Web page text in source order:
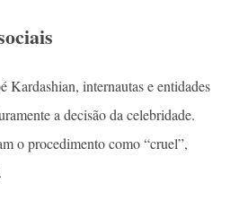
Kardashian, internautas e entidades
a decisão da celebridade.
o procedimento como “cruel”,